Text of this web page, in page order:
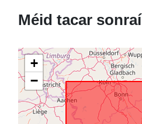
Méid tacar sonraí
+
−